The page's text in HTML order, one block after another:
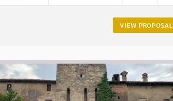
VIEW PROPOSAL